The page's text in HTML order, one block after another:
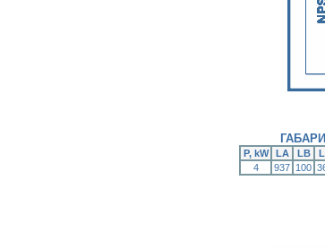
P, kW LA LB
4
937 100